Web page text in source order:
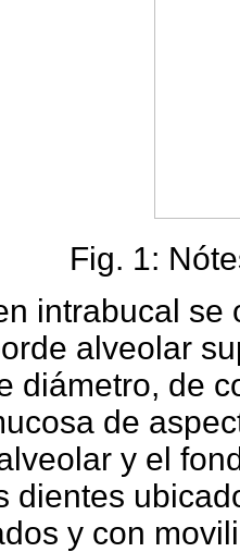
Fig. 1:
intrabucal se
alveolar
diámetro, de
de
y el
dientes
y con